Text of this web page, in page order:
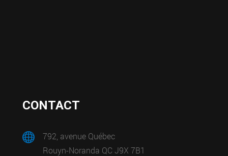
CONTACT
792, avenue Québec
Rouyn-Noranda QC J9X 7B1